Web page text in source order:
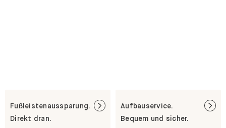
Fußleistenaussparung.
Direkt dran.
Aufbauservice.
Bequem und sicher.